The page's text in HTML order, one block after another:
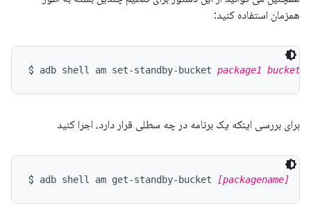
همزمان استفاده کنید:
$ adb shell am set-standby-bucket package1 bucket1
برای بررسی اینکه یک برنامه در چه سطلی قرار دارد، اجرا کنید
$ adb shell am get-standby-bucket [packagename]